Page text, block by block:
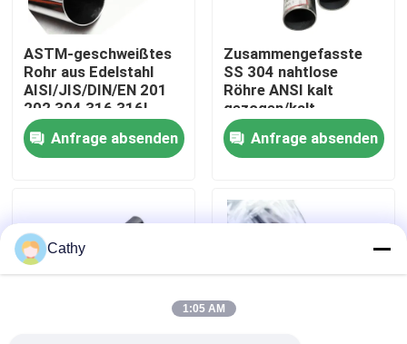
Qualitätskontrolle
Kontakt mit uns
Neuigkeiten
Rechtssachen
Bitte um ein Angebot
ASTM-geschweißtes
Rohr aus Edelstahl
AISI/JIS/DIN/EN 201
202 304 316 316L
Anfrage absenden
Zusammengefasste
SS 304 nahtlose
Röhre ANSI kalt
gezogen/kalt
gewalzt/heiß gewalzt
Anfrage absenden
Cathy
1:05 AM